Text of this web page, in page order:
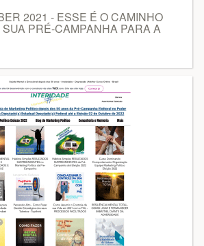
2021 - ESSE É O CAMINHO
PRÉ-CAMPANHA PARA A